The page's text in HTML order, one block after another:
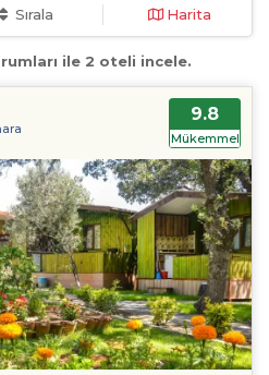
Sırala Harita
ile 2 oteli incele.
9.8
Mükemmel